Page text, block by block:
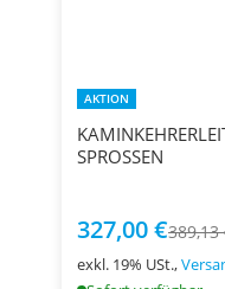
AKTION
SPROSSEN
327,00 €389,13
exkl. 19% USt.,